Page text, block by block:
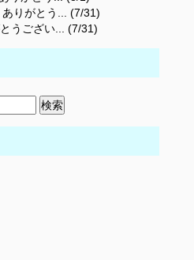
りがとう... (7/31)
うござい... (7/31)